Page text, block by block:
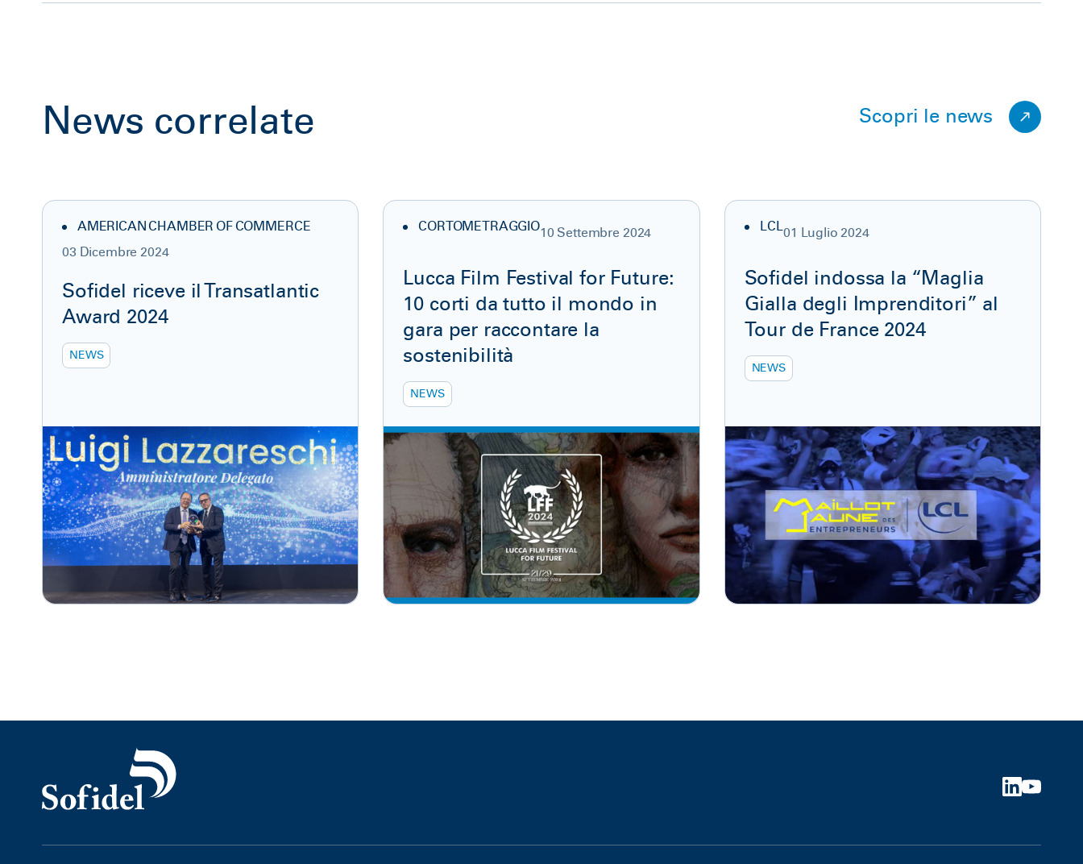
News correlate Scopri le news
AMERICAN CHAMBER OF COMMERCE
03 Dicembre 2024
Sofidel riceve il Transatlantic
Award 2024
NEWS
CORTOMETRAGGIO10 Settembre 2024
Lucca Film Festival for Future:
10 corti da tutto il mondo in
gara per raccontare la
sostenibilità
NEWS
LCL 01 Luglio 2024
Sofidel indossa la “Maglia
Gialla degli Imprenditori” al
Tour de France 2024
NEWS